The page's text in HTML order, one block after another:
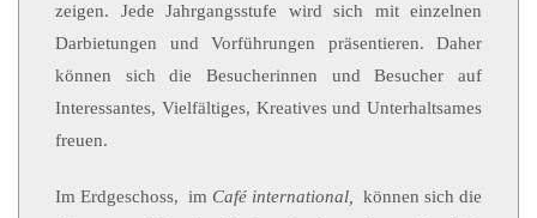
zeigen. Jede Jahrgangsstufe wird sich mit einzelnen
Darbietungen und Vorführungen präsentieren. Daher
können sich die Besucherinnen und Besucher auf
Interessantes, Vielfältiges, Kreatives und Unterhaltsames
freuen.
Im Erdgeschoss, im Café international,
können sich die